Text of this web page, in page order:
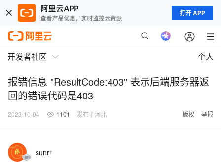
打开 APP
开发者社区 个人
报错信息 "ResultCode:403" 表示后端服务器返
回的错误代码是403
2023-10-04 1101 发布于河北 版权 举报
sunrr